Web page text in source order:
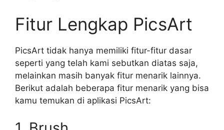
Fitur Lengkap PicsArt
PicsArt tidak hanya memiliki fitur-fitur dasar
seperti yang telah kami sebutkan diatas saja,
melainkan masih banyak fitur menarik lainnya.
Berikut adalah beberapa fitur menarik yang bisa
kamu temukan di aplikasi PicsArt: